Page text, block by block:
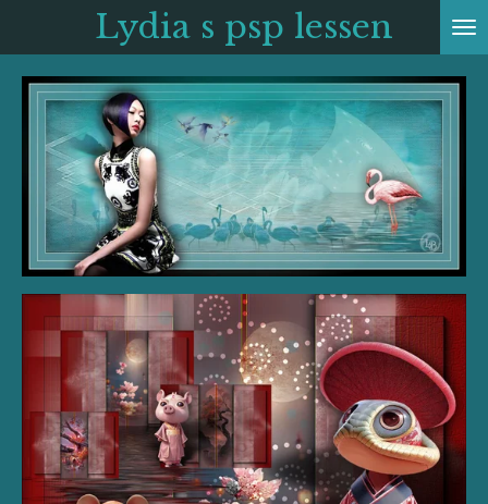
direct
naar
hoofdinhoud
Lydia s psp lessen